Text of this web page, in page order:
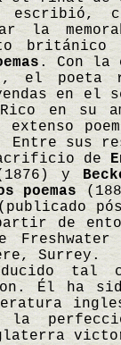
escribió,
la
británico
. Con la
el
en el
en su
sus
de
y
poemas
de
de
Surrey.
tal
Él ha